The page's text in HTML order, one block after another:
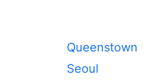
Queenstown
Seoul